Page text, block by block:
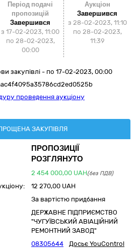
Період подачі
пропозицій
Завершився
з 17-02-2023, 11:00
по 28-02-2023,
00:00
Аукціон
Завершився
з 28-02-2023, 11:10
по 28-02-2023,
11:39
закупівлі - по 17-02-2023, 00:00
проведення аукціону
ЗАКУПІВЛЯ
ПРОПОЗИЦІЇ
РОЗГЛЯНУТО
2 454 000,00 UAH(без ПДВ)
12 270,00 UAH
За вартістю придбання
ДЕРЖАВНЕ ПІДПРИЄМСТВО
"ЧУГУЇВСЬКИЙ АВІАЦІЙНИЙ
РЕМОНТНИЙ ЗАВОД"
08305644
Досьє YouControl